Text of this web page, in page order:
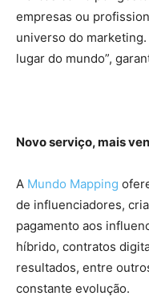
empresas ou
universo do
lugar do mundo”,
Novo serviço, mais
A Mundo Mapping
de influenciadores,
pagamento aos
híbrido, contratos
resultados, entre
constante evolução.